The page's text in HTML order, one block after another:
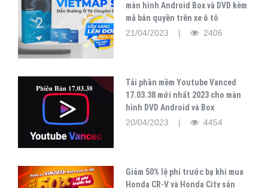
màn hình Android Box và DVD kèm
mã bản quyền trên xe ô tô
21/04/2023 |
2406
Tải phần mềm Youtube Vanced
17.03.38 mới nhất 2023 cho màn
hình DVD Android và Box
20/04/2023 |
4454
Giảm 50% lệ phí trước bạ khi mua
Honda CR-V và Honda City sản